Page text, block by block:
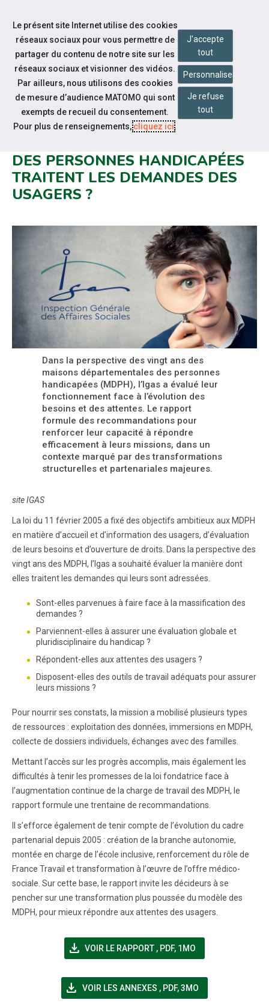
Aller au contenu
Nos actualités
RAPPORT IGAS : COMMENT LES
DES PERSONNES HANDICAPÉES
TRAITENT LES DEMANDES DES
USAGERS ?
Dans la perspective des vingt ans des
maisons départementales des personnes
handicapées (MDPH), l’Igas a évalué leur
fonctionnement face à l’évolution des
besoins et des attentes. Le rapport
formule des recommandations pour
renforcer leur capacité à répondre
efficacement à leurs missions, dans un
contexte marqué par des transformations
structurelles et partenariales majeures.
site IGAS
La loi du 11 février 2005 a fixé des objectifs ambitieux aux MDPH
en matière d’accueil et d’information des usagers, d’évaluation
de leurs besoins et d’ouverture de droits. Dans la perspective des
vingt ans des MDPH, l’Igas a souhaité évaluer la manière dont
elles traitent les demandes qui leurs sont adressées.
Sont-elles parvenues à faire face à la massification des
demandes ?
Parviennent-elles à assurer une évaluation globale et
pluridisciplinaire du handicap ?
Répondent-elles aux attentes des usagers ?
Disposent-elles des outils de travail adéquats pour assurer
leurs missions ?
Pour nourrir ses constats, la mission a mobilisé plusieurs types
de ressources : exploitation des données, immersions en MDPH,
collecte de dossiers individuels, échanges avec des familles.
Mettant l’accès sur les progrès accomplis, mais également les
difficultés à tenir les promesses de la loi fondatrice face à
l’augmentation continue de la charge de travail des MDPH, le
rapport formule une trentaine de recommandations.
Il s’efforce également de tenir compte de l’évolution du cadre
partenarial depuis 2005 : création de la branche autonomie,
montée en charge de l’école inclusive, renforcement du rôle de
France Travail et transformation à l’œuvre de l’offre médico-
sociale. Sur cette base, le rapport invite les décideurs à se
pencher sur une transformation plus poussée du modèle des
MDPH, pour mieux répondre aux attentes des usagers.
file_download VOIR LE RAPPORT (NOUVELLE FENÊTRE)
, PDF, 1MO
file_download VOIR LES ANNEXES (NOUVELLE FENÊTRE)
, PDF, 3MO
Le présent site Internet utilise des cookies
réseaux sociaux pour vous permettre de
partager du contenu de notre site sur les
réseaux sociaux et visionner des vidéos.
Par ailleurs, nous utilisons des cookies
de mesure d’audience MATOMO qui sont
exempts de recueil du consentement.
Pour plus de renseignements,cliquez ici.
J'accepte
tout
Personnaliser
Je refuse
tout